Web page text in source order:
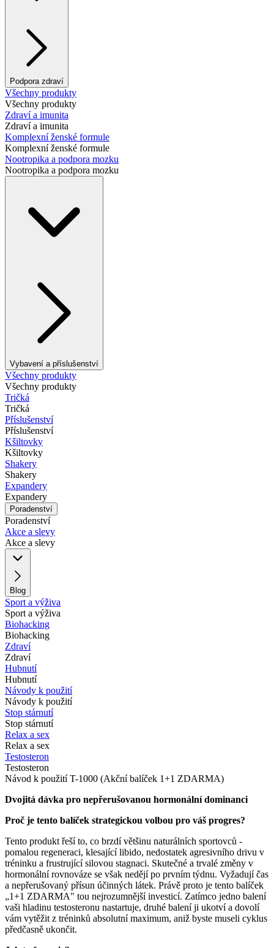
Podpora zdraví
Všechny produkty
Všechny produkty
Zdraví a imunita
Zdraví a imunita
Komplexní ženské formule
Komplexní ženské formule
Nootropika a podpora mozku
Nootropika a podpora mozku
Vybavení a příslušenství
Všechny produkty
Všechny produkty
Tričká
Tričká
Příslušenství
Příslušenství
Kšiltovky
Kšiltovky
Shakery
Shakery
Expandery
Expandery
Poradenství
Poradenství
Akce a slevy
Akce a slevy
Blog
Sport a výživa
Sport a výživa
Biohacking
Biohacking
Zdraví
Zdraví
Hubnutí
Hubnutí
Návody k použití
Návody k použití
Stop stárnutí
Stop stárnutí
Relax a sex
Relax a sex
Testosteron
Testosteron
Návod k použití T-1000 (Akční balíček 1+1 ZDARMA)
Dvojitá dávka pro nepřerušovanou hormonální dominanci
Proč je tento balíček strategickou volbou pro váš progres?
Tento produkt řeší to, co brzdí většinu naturálních sportovců -
pomalou regeneraci, klesající libido, nedostatek agresivního drivu v
tréninku a frustrující silovou stagnaci. Skutečné a trvalé změny v
hormonální rovnováze se však nedějí po prvním týdnu. Vyžadují čas
a nepřerušovaný přísun účinných látek. Právě proto je tento balíček
„1+1 ZDARMA" tou nejrozumnější investicí. Zatímco jedno balení
vaši hladinu testosteronu nastartuje, druhé balení ji ukotví a dovolí
vám vytěžit z tréninků absolutní maximum, aniž byste museli cyklus
předčasně ukončit.